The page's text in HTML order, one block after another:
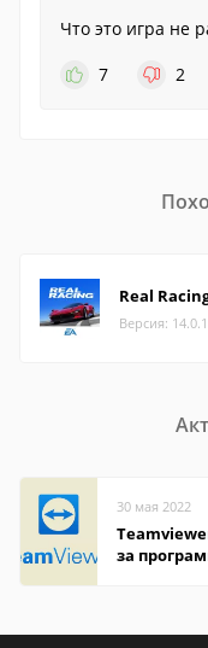
Что это игра не
7
2
Real
Версия:
30 мая 2022
за